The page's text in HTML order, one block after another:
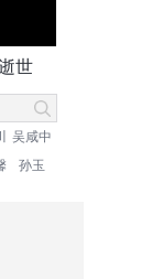
世
吴咸中
孙玉